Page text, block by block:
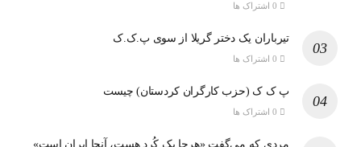
تیرباران یک دختر گریلا از سوی پ.ک.ک
پ ک ک (حزب کارگران کردستان) چیست
مردی که می‌گفت «هرجا یک کُرد هست، آنجا ایران است»